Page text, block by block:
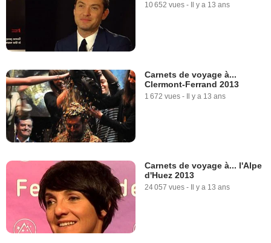
10 652 vues - Il y a 13 ans
Carnets de voyage à...
Clermont-Ferrand 2013
1 672 vues - Il y a 13 ans
Carnets de voyage à... l'Alpe
d'Huez 2013
24 057 vues - Il y a 13 ans